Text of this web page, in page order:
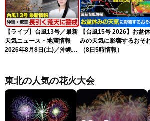
【ライブ】台風13号／最新
天気ニュース・地震情報
2026年8月8日(土)／沖縄・
〈ウェザーニュースLiVEモ
ーニング・松本真央／山口
剛央〉
【台風15号 2026】お盆休
みの天気に影響するおそ
（8日5時情報）
東北の人気の花火大会